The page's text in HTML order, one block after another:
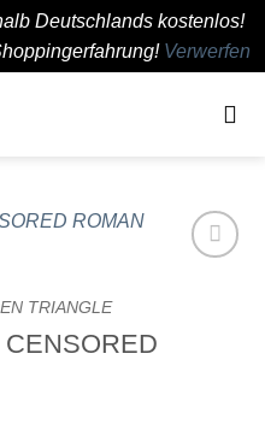
Deutschlands kostenlos!
Verwerfen
TRIANGLE